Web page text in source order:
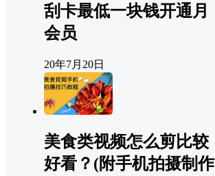
刮卡最低一块钱开通月
会员
20年7月20日
美食类视频怎么剪比较
好看？(附手机拍摄制作